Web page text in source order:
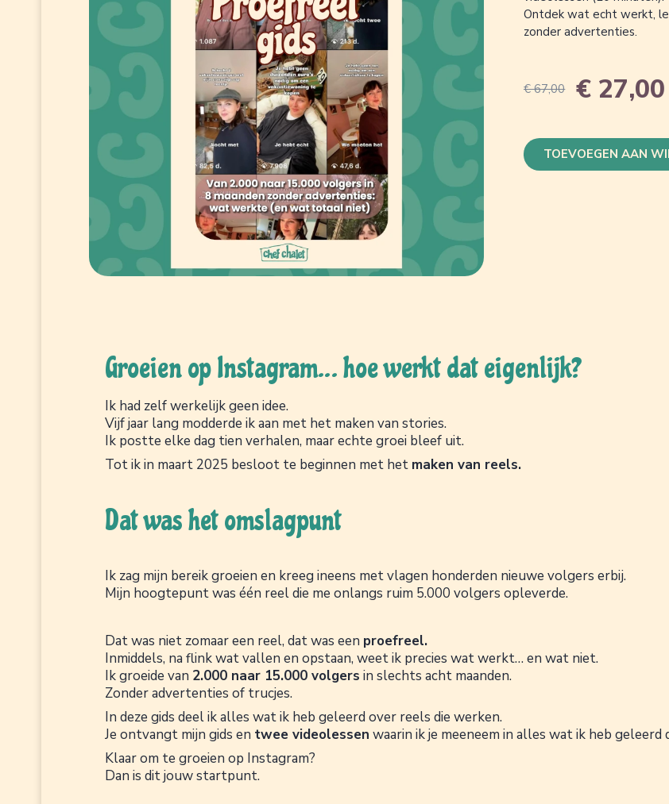
Ontdek wat echt werkt,
zonder advertenties.
€67,00 € 27,00
TOEVOEGEN AAN
Groeien op Instagram… hoe werkt dat eigenlijk?
Ik had zelf werkelijk geen idee.
Vijf jaar lang modderde ik aan met het maken van stories.
Ik postte elke dag tien verhalen, maar echte groei bleef uit.
Tot ik in maart 2025 besloot te beginnen met het maken van reels.
Dat was het omslagpunt
Ik zag mijn bereik groeien en kreeg ineens met vlagen honderden nieuwe volgers erbij.
Mijn hoogtepunt was één reel die me onlangs ruim 5.000 volgers opleverde.
Dat was niet zomaar een reel, dat was een proefreel.
Inmiddels, na flink wat vallen en opstaan, weet ik precies wat werkt… en wat niet.
Ik groeide van 2.000 naar 15.000 volgers in slechts acht maanden.
Zonder advertenties of trucjes.
In deze gids deel ik alles wat ik heb geleerd over reels die werken.
Je ontvangt mijn gids en twee videolessen waarin ik je meeneem in alles wat ik heb geleerd
Klaar om te groeien op Instagram?
Dan is dit jouw startpunt.